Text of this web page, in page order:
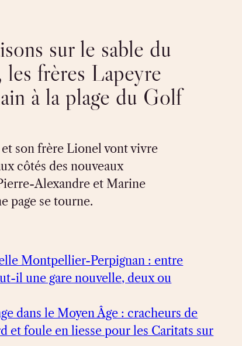
sur le sable du
les frères Lapeyre
à la plage du Golf
son frère Lionel vont vivre
côtés des nouveaux
Alexandre et Marine
page se tourne.
Montpellier-Perpignan : entre
il une gare nouvelle, deux ou
dans le Moyen Âge : cracheurs de
et foule en liesse pour les Caritats sur